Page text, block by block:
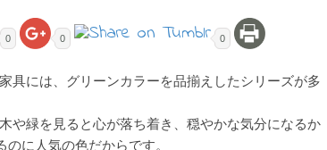
0 0 0
具には、グリーンカラーを品揃えしたシリーズが多
や緑を見ると心が落ち着き、穏やかな気分になるか
のに人気の色だからです。